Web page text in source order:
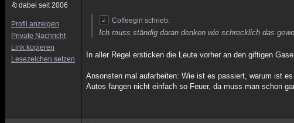
dabei seit 2006
Profil anzeigen
Private Nachricht
Link kopieren
Lesezeichen setzen
Coffeegirl schrieb:
Ich muss ständig daran denken wie schrecklich das
In aller Regel ersticken die Leute vorher an den giftigen
Ansonsten mal aufarbeiten: Wie ist es passiert, warum ist
Autos fangen nicht einfach so Feuer, da muss man schon